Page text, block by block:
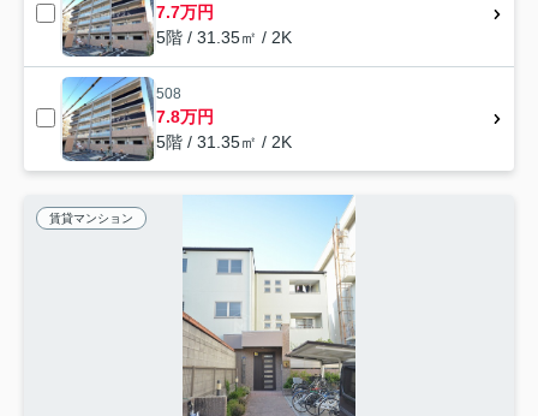
7.7万円
5階 / 31.35㎡ / 2K
508
7.8万円
5階 / 31.35㎡ / 2K
賃貸マンション